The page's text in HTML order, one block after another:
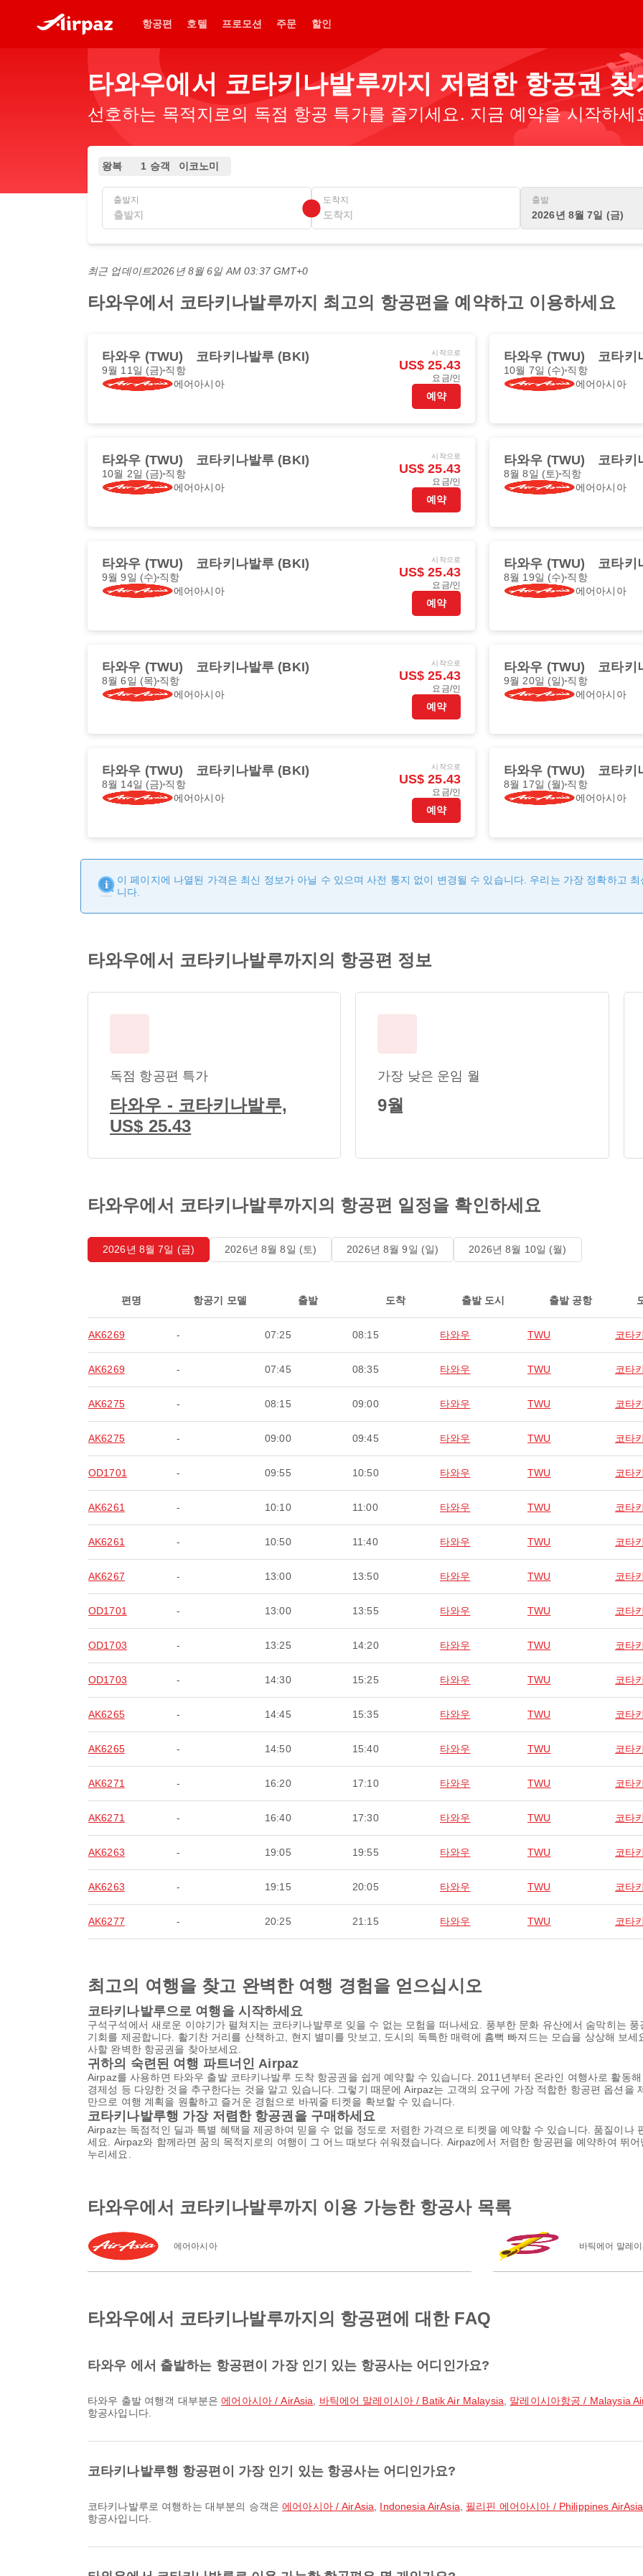
항공편 호텔 프로모션 주문 할인
타와우에서 코타키나발루까지 저렴한 항공권 찾
선호하는 목적지로의 독점 항공 특가를 즐기세요. 지금 예약을 시작하세
왕복 1 승객 이코노미
출발지 도착지 출발
2026년 8월 7일 (금)
최근 업데이트2026년 8월 6일 AM 03:37 GMT+0
타와우에서 코타키나발루까지 최고의 항공편을 예약하고 이용하세요
타와우 (TWU) 코타키나발루 (BKI)
9월 11일 (금) 직항
에어아시아
시작으로
US$ 25.43
요금/인
예약
타와우 (TWU) 코타키
10월 7일 (수) 직항
에어아시아
타와우 (TWU) 코타키나발루 (BKI)
10월 2일 (금) 직항
에어아시아
시작으로
US$ 25.43
요금/인
예약
타와우 (TWU) 코타키
8월 8일 (토) 직항
에어아시아
타와우 (TWU) 코타키나발루 (BKI)
9월 9일 (수) 직항
에어아시아
시작으로
US$ 25.43
요금/인
예약
타와우 (TWU) 코타키
8월 19일 (수) 직항
에어아시아
타와우 (TWU) 코타키나발루 (BKI)
8월 6일 (목) 직항
에어아시아
시작으로
US$ 25.43
요금/인
예약
타와우 (TWU) 코타키
9월 20일 (일) 직항
에어아시아
타와우 (TWU) 코타키나발루 (BKI)
8월 14일 (금) 직항
에어아시아
시작으로
US$ 25.43
요금/인
예약
타와우 (TWU) 코타키
8월 17일 (월) 직항
에어아시아
이 페이지에 나열된 가격은 최신 정보가 아닐 수 있으며 사전 통지 없이 변경될 수 있습니다. 우리는 가장 정확하고
니다.
타와우에서 코타키나발루까지의 항공편 정보
독점 항공편 특가
타와우 - 코타키나발루,
US$ 25.43
가장 낮은 운임 월
9월
타와우에서 코타키나발루까지의 항공편 일정을 확인하세요
2026년 8월 7일 (금) 2026년 8월 8일 (토) 2026년 8월 9일 (일) 2026년 8월 10일 (월)
편명 항공기 모델 출발 도착 출발 도시 출발 공항
AK6269 - 07:25 08:15 타와우 TWU 코타
AK6269 - 07:45 08:35 타와우 TWU 코타
AK6275 - 08:15 09:00 타와우 TWU 코타
AK6275 - 09:00 09:45 타와우 TWU 코타
OD1701 - 09:55 10:50 타와우 TWU 코타
AK6261 - 10:10 11:00 타와우 TWU 코타
AK6261 - 10:50 11:40 타와우 TWU 코타
AK6267 - 13:00 13:50 타와우 TWU 코타
OD1701 - 13:00 13:55 타와우 TWU 코타
OD1703 - 13:25 14:20 타와우 TWU 코타
OD1703 - 14:30 15:25 타와우 TWU 코타
AK6265 - 14:45 15:35 타와우 TWU 코타
AK6265 - 14:50 15:40 타와우 TWU 코타
AK6271 - 16:20 17:10 타와우 TWU 코타
AK6271 - 16:40 17:30 타와우 TWU 코타
AK6263 - 19:05 19:55 타와우 TWU 코타
AK6263 - 19:15 20:05 타와우 TWU 코타
AK6277 - 20:25 21:15 타와우 TWU 코타
최고의 여행을 찾고 완벽한 여행 경험을 얻으십시오
코타키나발루으로 여행을 시작하세요
구석구석에서 새로운 이야기가 펼쳐지는 코타키나발루로 잊을 수 없는 모험을 떠나세요. 풍부한 문화 유산에서 숨막히는
기회를 제공합니다. 활기찬 거리를 산책하고, 현지 별미를 맛보고, 도시의 독특한 매력에 흠뻑 빠져드는 모습을 상상해 보
사할 완벽한 항공권을 찾아보세요.
귀하의 숙련된 여행 파트너인 Airpaz
Airpaz를 사용하면 타와우 출발 코타키나발루 도착 항공권을 쉽게 예약할 수 있습니다. 2011년부터 온라인 여행사로 활동
경제성 등 다양한 것을 추구한다는 것을 알고 있습니다. 그렇기 때문에 Airpaz는 고객의 요구에 가장 적합한 항공편 옵션을
만으로 여행 계획을 원활하고 즐거운 경험으로 바꿔줄 티켓을 확보할 수 있습니다.
코타키나발루행 가장 저렴한 항공권을 구매하세요
Airpaz는 독점적인 딜과 특별 혜택을 제공하여 믿을 수 없을 정도로 저렴한 가격으로 티켓을 예약할 수 있습니다. 품질이나
세요. Airpaz와 함께라면 꿈의 목적지로의 여행이 그 어느 때보다 쉬워졌습니다. Airpaz에서 저렴한 항공편을 예약하여 뛰
누리세요.
타와우에서 코타키나발루까지 이용 가능한 항공사 목록
에어아시아 바틱에어 말레
타와우에서 코타키나발루까지의 항공편에 대한 FAQ
타와우 에서 출발하는 항공편이 가장 인기 있는 항공사는 어디인가요?
타와우 출발 여행객 대부분은에어아시아 / AirAsia 바틱에어 말레이시아 / Batik Air Malaysia 말레이시아항공 / Malaysia
항공사입니다.
코타키나발루행 항공편이 가장 인기 있는 항공사는 어디인가요?
코타키나발루로 여행하는 대부분의 승객은에어아시아 / AirAsia Indonesia AirAsia 필리핀 에어아시아 / Philippines AirAsia
항공사입니다.